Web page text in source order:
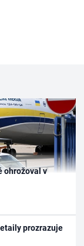
ohrožoval v
prozrazuje